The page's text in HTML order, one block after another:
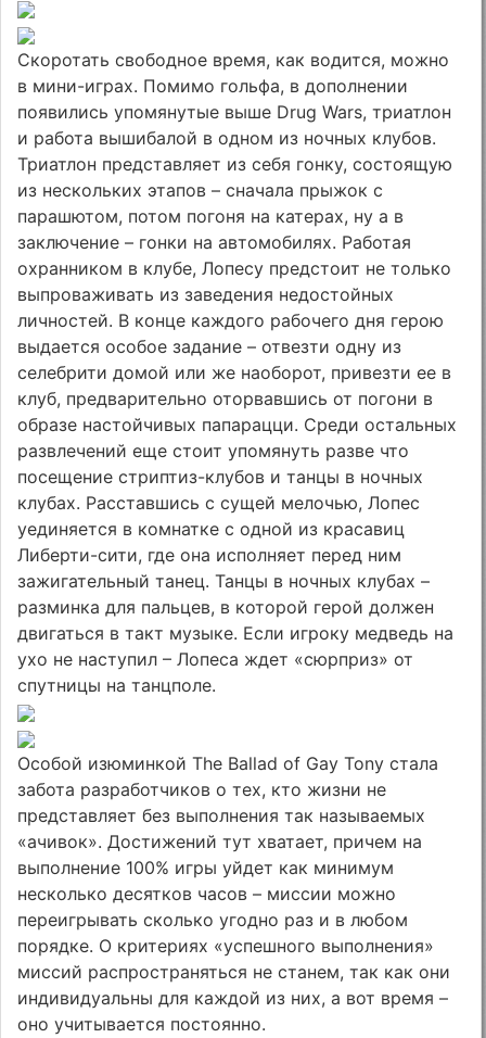
Скоротать свободное время, как водится, можно
в мини-играх. Помимо гольфа, в дополнении
появились упомянутые выше Drug Wars, триатлон
и работа вышибалой в одном из ночных клубов.
Триатлон представляет из себя гонку, состоящую
из нескольких этапов – сначала прыжок с
парашютом, потом погоня на катерах, ну а в
заключение – гонки на автомобилях. Работая
охранником в клубе, Лопесу предстоит не только
выпроваживать из заведения недостойных
личностей. В конце каждого рабочего дня герою
выдается особое задание – отвезти одну из
селебрити домой или же наоборот, привезти ее в
клуб, предварительно оторвавшись от погони в
образе настойчивых папарацци. Среди остальных
развлечений еще стоит упомянуть разве что
посещение стриптиз-клубов и танцы в ночных
клубах. Расставшись с сущей мелочью, Лопес
уединяется в комнатке с одной из красавиц
Либерти-сити, где она исполняет перед ним
зажигательный танец. Танцы в ночных клубах –
разминка для пальцев, в которой герой должен
двигаться в такт музыке. Если игроку медведь на
ухо не наступил – Лопеса ждет «сюрприз» от
спутницы на танцполе.
Особой изюминкой The Ballad of Gay Tony стала
забота разработчиков о тех, кто жизни не
представляет без выполнения так называемых
«ачивок». Достижений тут хватает, причем на
выполнение 100% игры уйдет как минимум
несколько десятков часов – миссии можно
переигрывать сколько угодно раз и в любом
порядке. О критериях «успешного выполнения»
миссий распространяться не станем, так как они
индивидуальны для каждой из них, а вот время –
оно учитывается постоянно.